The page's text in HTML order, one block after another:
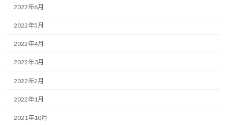
2022年6月
2022年5月
2022年4月
2022年3月
2022年2月
2022年1月
2021年10月